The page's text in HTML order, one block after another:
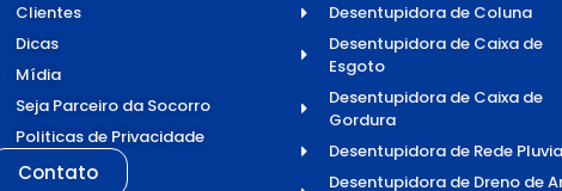
Clientes
Dicas
Mídia
Seja Parceiro da Socorro
Politicas de Privacidade
Contato
Desentupidora de Coluna
Desentupidora de Caixa de
Esgoto
Desentupidora de Caixa de
Gordura
Desentupidora de Rede
Desentupidora de Dreno de